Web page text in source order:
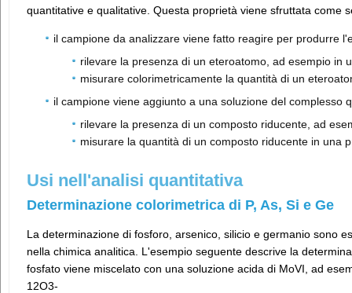
quantitative e qualitative. Questa proprietà viene sfruttata come
il campione da analizzare viene fatto reagire per produrre
rilevare la presenza di un eteroatomo, ad esempio in
misurare colorimetricamente la quantità di un
il campione viene aggiunto a una soluzione del complesso
rilevare la presenza di un composto riducente, ad
misurare la quantità di un composto riducente in una
Usi nell'analisi quantitativa
Determinazione colorimetrica di P, As, Si e Ge
La determinazione di fosforo, arsenico, silicio e germanio sono
nella chimica analitica. L'esempio seguente descrive la
fosfato viene miscelato con una soluzione acida di MoVI, ad
12O3-